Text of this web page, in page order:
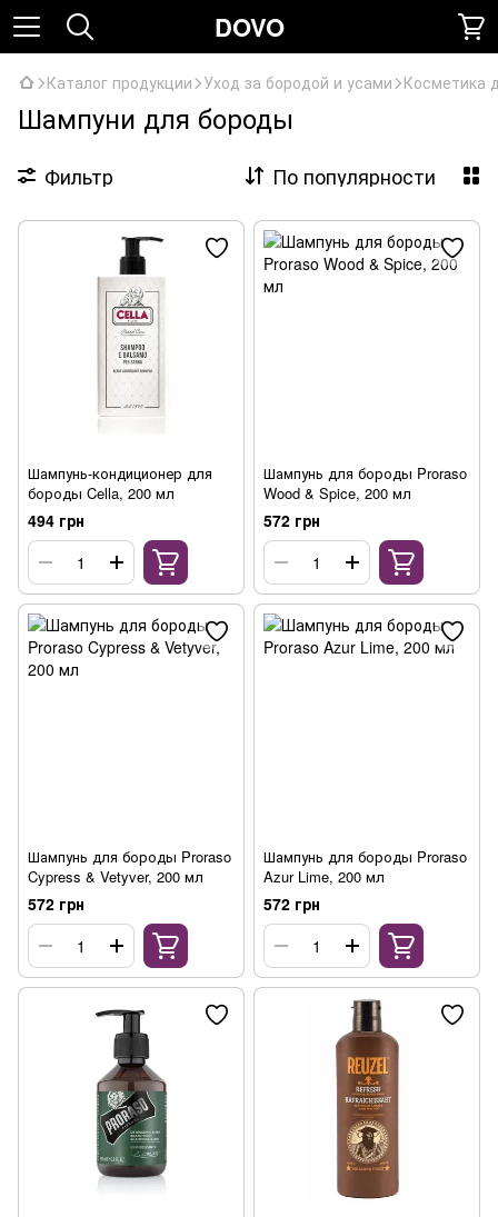
DOVO
Каталог продукции Уход за бородой и усами Косметика
Шампуни для бороды
Фильтр По популярности
Шампунь-кондиционер для
бороды Cella, 200 мл
494 грн
Шампунь для бороды Proraso
Wood & Spice, 200 мл
572 грн
Шампунь для бороды Proraso
Cypress & Vetyver, 200 мл
572 грн
Шампунь для бороды Proraso
Azur Lime, 200 мл
572 грн